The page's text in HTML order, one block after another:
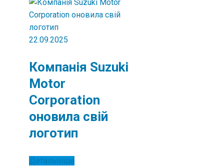
22.09.2025
Компанія Suzuki
Motor
Corporation
оновила свій
логотип
Детальніше